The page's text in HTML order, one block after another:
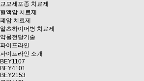
교모세포종 치료제
혈액암 치료제
폐암 치료제
알츠하이머병 치료제
약물전달기술
파이프라인
파이프라인 소개
BEY1107
BEY4101
BEY2153